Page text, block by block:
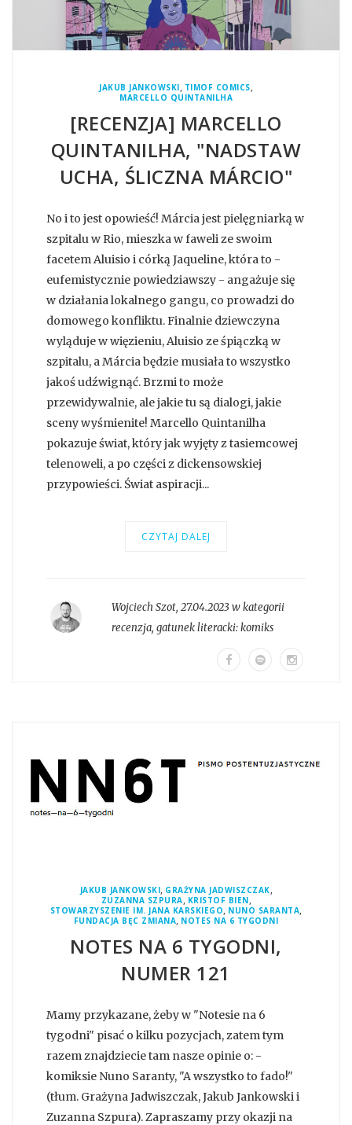
JAKUB JANKOWSKI, TIMOF COMICS,
MARCELLO QUINTANILHA
[RECENZJA] MARCELLO
QUINTANILHA, "NADSTAW
UCHA, ŚLICZNA MÁRCIO"
No i to jest opowieść! Márcia jest pielęgniarką w
szpitalu w Rio, mieszka w faweli ze swoim
facetem Aluisio i córką Jaqueline, która to -
eufemistycznie powiedziawszy - angażuje się
w działania lokalnego gangu, co prowadzi do
domowego konfliktu. Finalnie dziewczyna
wyląduje w więzieniu, Aluisio ze śpiączką w
szpitalu, a Márcia będzie musiała to wszystko
jakoś udźwignąć. Brzmi to może
przewidywalnie, ale jakie tu są dialogi, jakie
sceny wyśmienite! Marcello Quintanilha
pokazuje świat, który jak wyjęty z tasiemcowej
telenoweli, a po części z dickensowskiej
przypowieści. Świat aspiracji...
CZYTAJ DALEJ
Wojciech Szot, 27.04.2023 w kategorii
recenzja, gatunek literacki:komiks
JAKUB JANKOWSKI, GRAŻYNA JADWISZCZAK,
ZUZANNA SZPURA, KRISTOF BIEN,
STOWARZYSZENIE IM. JANA KARSKIEGO, NUNO SARANTA,
FUNDACJA BĘC ZMIANA, NOTES NA 6 TYGODNI
NOTES NA 6 TYGODNI,
NUMER 121
Mamy przykazane, żeby w "Notesie na 6
tygodni" pisać o kilku pozycjach, zatem tym
razem znajdziecie tam nasze opinie o: -
komiksie Nuno Saranty, "A wszystko to fado!"
(tłum. Grażyna Jadwiszczak, Jakub Jankowski i
Zuzanna Szpura). Zapraszamy przy okazji na